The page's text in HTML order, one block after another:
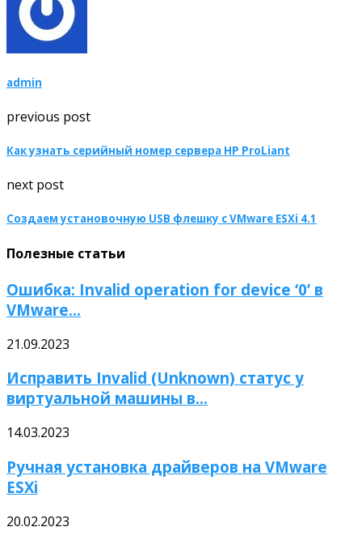
admin
previous post
Как узнать серийный номер сервера HP ProLiant
next post
Создаем установочную USB флешку с VMware ESXi 4.1
Полезные статьи
Ошибка: Invalid operation for device ‘0’ в
VMware...
21.09.2023
Исправить Invalid (Unknown) статус у
виртуальной машины в...
14.03.2023
Ручная установка драйверов на VMware
ESXi
20.02.2023